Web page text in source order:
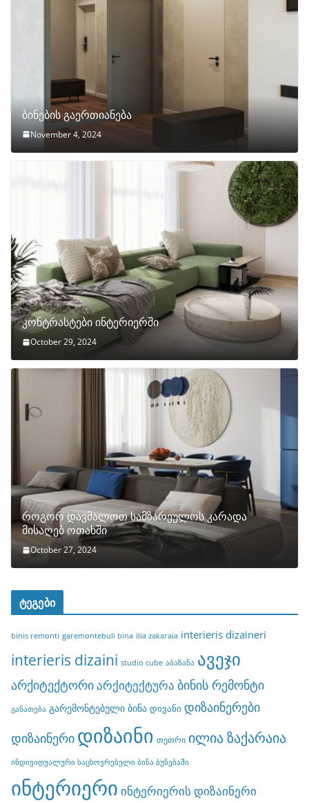
ბინების გაერთიანება
November 4, 2024
კონტრასტები ინტერიერში
October 29, 2024
როგორ დავმალოთ სამზარეულოს კარადა
მისაღებ ოთახში
October 27, 2024
ტეგები
binis remonti garemontebuli bina ilia zakaraia interieris dizaineri
interieris dizaini studio cube აბაზანა ავეჯი
არქიტექტორიარქიტექტურა ბინის რემონტი
განათება გარემონტებული ბინა დივანი დიზაინერები
დიზაინერი დიზაინი თეთრი ილია ზაქარაია
ინდივიდუალური საცხოვრებელი ბინა ბუნებაში
ინტერიერი ინტერიერის დიზაინერი